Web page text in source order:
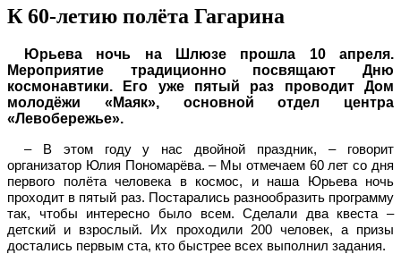
К 60-летию полёта Гагарина
Юрьева ночь на Шлюзе прошла 10 апреля.
Мероприятие традиционно посвящают Дню
космонавтики. Его уже пятый раз проводит Дом
молодёжи «Маяк», основной отдел центра
«Левобережье».
– В этом году у нас двойной праздник, – говорит
организатор Юлия Пономарёва. – Мы отмечаем 60 лет со дня
первого полёта человека в космос, и наша Юрьева ночь
проходит в пятый раз. Постарались разнообразить программу
так, чтобы интересно было всем. Сделали два квеста –
детский и взрослый. Их проходили 200 человек, а призы
достались первым ста, кто быстрее всех выполнил задания.